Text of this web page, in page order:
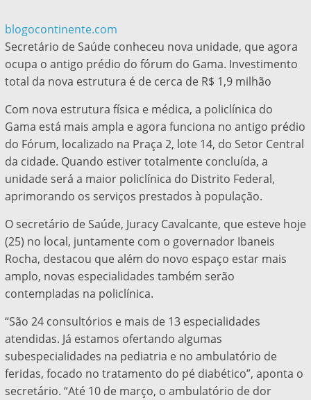
blogocontinente.com
Secretário de Saúde conheceu nova unidade, que agora
ocupa o antigo prédio do fórum do Gama. Investimento
total da nova estrutura é de cerca de R$ 1,9 milhão
Com nova estrutura física e médica, a policlínica do
Gama está mais ampla e agora funciona no antigo prédio
do Fórum, localizado na Praça 2, lote 14, do Setor Central
da cidade. Quando estiver totalmente concluída, a
unidade será a maior policlínica do Distrito Federal,
aprimorando os serviços prestados à população.
O secretário de Saúde, Juracy Cavalcante, que esteve hoje
(25) no local, juntamente com o governador Ibaneis
Rocha, destacou que além do novo espaço estar mais
amplo, novas especialidades também serão
contempladas na policlínica.
“São 24 consultórios e mais de 13 especialidades
atendidas. Já estamos ofertando algumas
subespecialidades na pediatria e no ambulatório de
feridas, focado no tratamento do pé diabético”, aponta o
secretário. “Até 10 de março, o ambulatório de dor